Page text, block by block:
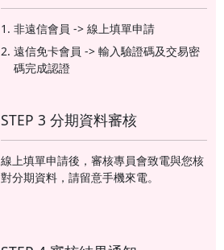
非遠信會員 -> 線上填單申請
遠信免卡會員 -> 輸入驗證碼及交易密
碼完成認證
STEP 3 分期資料審核
線上填單申請後，審核專員會致電與您核
對分期資料，請留意手機來電。